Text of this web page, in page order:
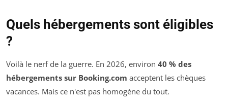
Quels hébergements sont éligibles
?
Voilà le nerf de la guerre. En 2026, environ 40 % des
hébergements sur Booking.com acceptent les chèques
vacances. Mais ce n'est pas homogène du tout.